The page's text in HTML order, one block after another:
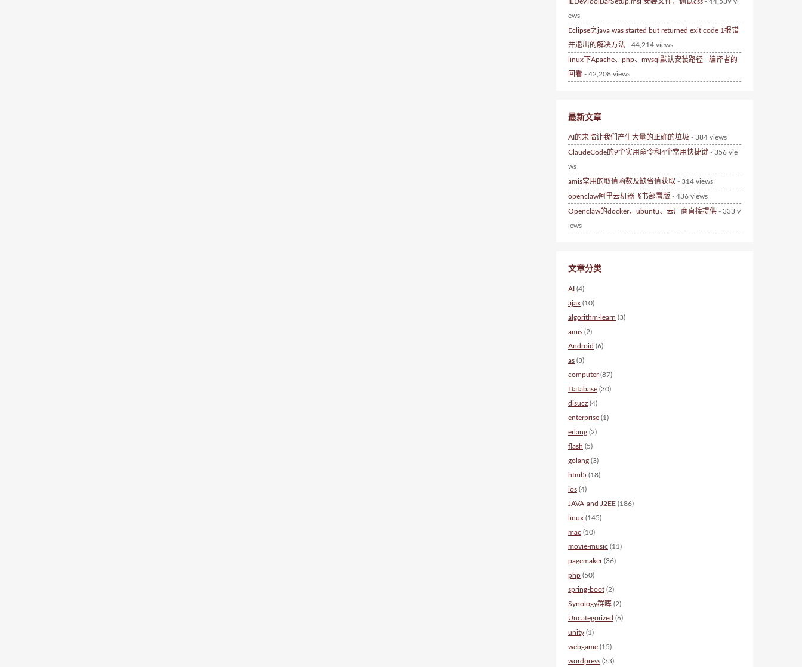
ews
Eclipse之java was started but returned exit code 1报错
并退出的解决方法 - 44,214 views
linux下Apache、php、mysql默认安装路径—编译者的
回看 - 42,208 views
最新文章
AI的来临让我们产生大量的正确的垃圾 - 384 views
ClaudeCode的9个实用命令和4个常用快捷键 - 356 vie
ws
amis常用的取值函数及缺省值获取 - 314 views
openclaw阿里云机器飞书部署版 - 436 views
Openclaw的docker、ubuntu、云厂商直接提供 - 333 v
iews
文章分类
AI (4)
ajax (10)
algorithm-learn (3)
amis (2)
Android (6)
as (3)
computer(87)
Database (30)
disucz (4)
enterprise (1)
erlang (2)
flash (5)
golang (3)
html5 (18)
ios (4)
JAVA-and-J2EE (186)
linux (145)
mac (10)
movie-music (11)
pagemaker(36)
php (50)
spring-boot (2)
Synology群晖 (2)
Uncategorized (6)
unity (1)
webgame (15)
wordpress (33)